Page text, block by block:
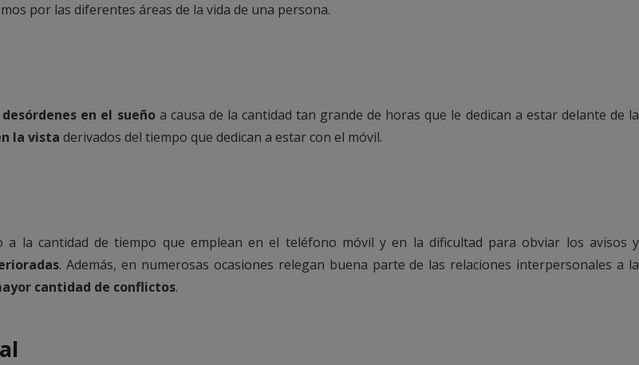
por las diferentes áreas de la vida de una persona.
desórdenes en el sueñoa causa de la cantidad tan grande de horas que le dedican a estar delante de la
la vista derivados del tiempo que dedican a estar con el móvil.
a la cantidad de tiempo que emplean en el teléfono móvil y en la dificultad para obviar los avisos y
. Además, en numerosas ocasiones relegan buena parte de las relaciones interpersonales a la
cantidad de conflictos.